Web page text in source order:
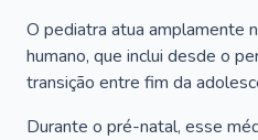
O pediatra atua amplamente
humano, que inclui desde o
transição entre fim da
Durante o pré-natal, esse